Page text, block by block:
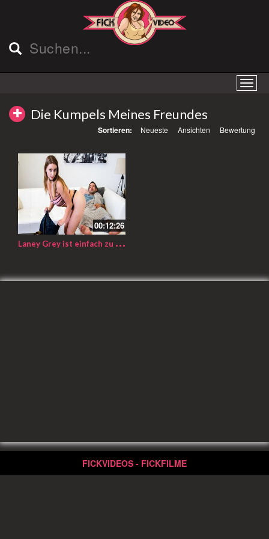
Die Kumpels Meines Freundes
Sortieren: Neueste Ansichten Bewertung
00:12:26
L
aney Grey ist einfach zu nett – Sie kümmert sich gut um den besten Kumpel ihres Freundes
FICKVIDEOS - FICKFILME